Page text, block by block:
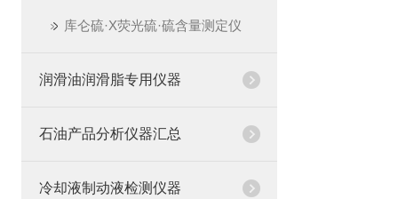
库仑硫·X荧光硫·硫含量测定仪
润滑油润滑脂专用仪器
石油产品分析仪器汇总
冷却液制动液检测仪器